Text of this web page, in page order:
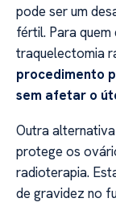
pode ser um
fértil. Para
traquelectomia
procedimento
sem afetar o
Outra
protege os
radioterapia.
de gravidez no